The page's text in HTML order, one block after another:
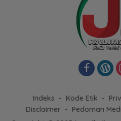
Indeks Kode Etik
Disclaimer
Pedoman